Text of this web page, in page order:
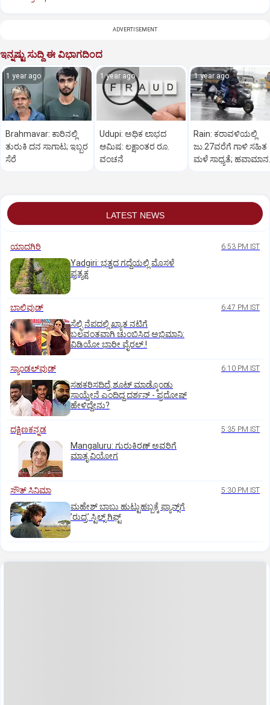
ADVERTISEMENT
ಇನ್ನಷ್ಟು ಸುದ್ದಿ ಈ ವಿಭಾಗದಿಂದ
1 year ago
Brahmavar: ಕಾರಿನಲ್ಲಿ
ತುರುಕಿ ದನ ಸಾಗಾಟ; ಇಬ್ಬರ
ಸೆರೆ
1 year ago
Udupi: ಅಧಿಕ ಲಾಭದ
ಆಮಿಷ: ಲಕ್ಷಾಂತರ ರೂ.
ವಂಚನೆ
1 year ago
Rain: ಕರಾವಳಿಯಲ್ಲಿ
ಜು.27ವರೆಗೆ ಗಾಳಿ ಸಹಿತ
ಮಳೆ ಸಾಧ್ಯತೆ; ಹವಾಮಾನ
LATEST NEWS
ಯಾದಗಿರಿ 6:53 PM IST
Yadgiri: ಭತ್ತದ ಗದ್ದೆಯಲ್ಲಿ ಮೊಸಳೆ
ಪ್ರತ್ಯಕ್ಷ
ಬಾಲಿವುಡ್‌ 6:47 PM IST
ಸೆಲ್ಫಿ ನೆಪದಲ್ಲಿ ಖ್ಯಾತ ನಟಿಗೆ
ಬಲವಂತವಾಗಿ ಚುಂಬಿಸಿದ ಅಭಿಮಾನಿ:
ವಿಡಿಯೋ ಭಾರೀ ವೈರಲ್.!
ಸ್ಯಾಂಡಲ್‌ವುಡ್‌ 6:10 PM IST
ಸಹಕರಿಸದಿದ್ರೆ ಶೂಟ್‌ ಮಾಡ್ಕೊಂಡು
ಸಾಯ್ತೇನೆ ಎಂದಿದ್ದ ದರ್ಶನ್‌ - ಪ್ರದೋಷ್‌
ಹೇಳಿದ್ದೇನು?
ದಕ್ಷಿಣಕನ್ನಡ 5:35 PM IST
Mangaluru: ಗುರುಕಿರಣ್ ಅವರಿಗೆ
ಮಾತೃ ವಿಯೋಗ
ಸೌತ್‌ ಸಿನಿಮಾ 5:30 PM IST
ಮಹೇಶ್‌ ಬಾಬು ಹುಟ್ಟುಹಬ್ಬಕ್ಕೆ ಫ್ಯಾನ್ಸ್‌ಗೆ
ʼರುದ್ರʼ ಸ್ಟಿಲ್ಸ್‌ ಗಿಫ್ಟ್